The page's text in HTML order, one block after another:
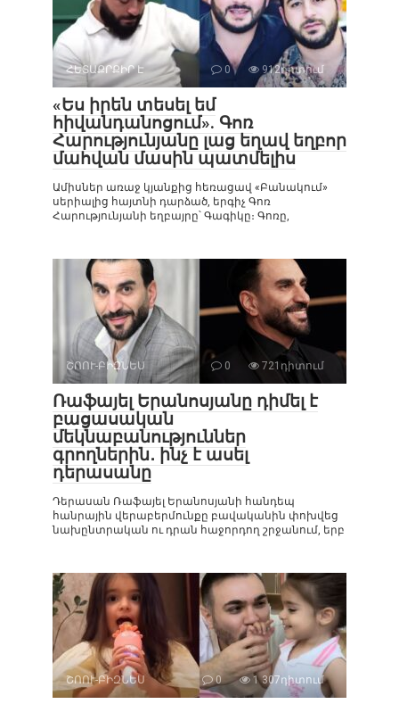
ՀԵՏԱՔՐՔԻՐ Է 0 912դիտում
«Ես իրեն տեսել եմ
հիվանդանոցում». Գոռ
Հարությունյանը լաց եղավ եղբոր
մահվան մասին պատմելիս
Ամիսներ առաջ կյանքից հեռացավ «Բանակում»
սերիալից հայտնի դարձած, երգիչ Գոռ
Հարությունյանի եղբայրը՝ Գագիկը։ Գոռը,
ՇՈՈՒ-ԲԻԶՆԵՍ 0 721դիտում
Ռաֆայել Երանոսյանը դիմել է
բացասական
մեկնաբանություններ
գրողներին․ ինչ է ասել
դերասանը
Դերասան Ռաֆայել Երանոսյանի հանդեպ
հանրային վերաբերմունքը բավականին փոխվեց
նախընտրական ու դրան հաջորդող շրջանում, երբ
ՇՈՈՒ-ԲԻԶՆԵՍ 0 1 307դիտում